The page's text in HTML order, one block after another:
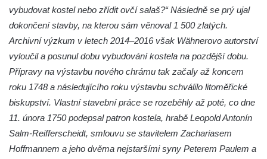
Kostel svaté Máří Magdaleny u hradu
Krasíkov
Kaple Olivetské hory pod věží kostela
svatého Michaela Archanděla v Bochově
Mildeova kaple pod Ortelem
Výklenková kaple v Teplické ulici u stadionu
v Duchcově
Evangelický kostel v Duchcově
vybudovat kostel nebo zřídit ovčí salaš?“ Následně se prý ujal
dokončení stavby, na kterou sám věnoval 1 500 zlatých.
Archivní výzkum v letech 2014–2016 však Wähnerovo autorství
vyloučil a posunul dobu vybudování kostela na pozdější dobu.
Přípravy na výstavbu nového chrámu tak začaly až koncem
roku 1748 a následujícího roku výstavbu schválilo litoměřické
biskupství. Vlastní stavební práce se rozeběhly až poté, co dne
11. února 1750 podepsal patron kostela, hrabě Leopold Antonín
Salm-Reifferscheidt, smlouvu se stavitelem Zachariasem
Hoffmannem a jeho dvěma nejstaršími syny Peterem Paulem a